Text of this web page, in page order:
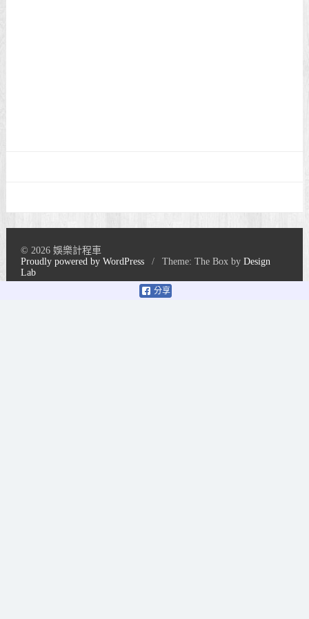
分享
© 2026 娛樂計程車
Proudly powered by WordPress
/ Theme: The Box byDesign
Lab